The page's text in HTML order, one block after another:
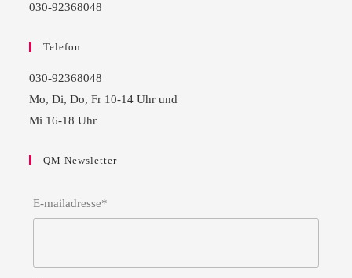
030-92368048
Telefon
030-92368048
Mo, Di, Do, Fr 10-14 Uhr und
Mi 16-18 Uhr
QM Newsletter
E-mailadresse*